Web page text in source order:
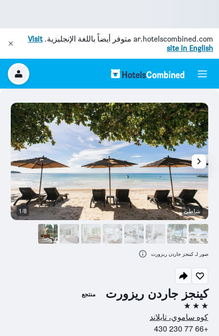
ar.hotelscombined.com متوفر أيضاً باللغة الإنجليزية.Visit
site in English
كينجز جاردن ريزورت منتجع
3 نجوم
كوه ساموي، تايلاند
+66 77 230 430
شاطئ 1/8
صور لـ كينجز جاردن ريزورت